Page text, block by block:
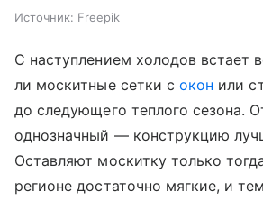
Источник: Freepik
С наступлением холодов встает
ли москитные сетки сокон или
до следующего теплого сезона.
однозначный — конструкцию
Оставляют москитку только
регионе достаточно мягкие, и